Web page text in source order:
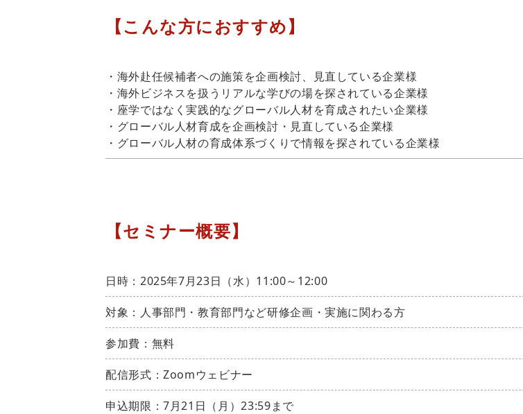
【こんな方におすすめ】
・海外赴任候補者への施策を企画検討、見直している企業様
・海外ビジネスを扱うリアルな学びの場を探されている企業様
・座学ではなく実践的なグローバル人材を育成されたい企業様
・グローバル人材育成を企画検討・見直している企業様
・グローバル人材の育成体系づくりで情報を探されている企業様
【セミナー概要】
日時：2025年7月23日（水）11:00～12:00
対象：人事部門・教育部門など研修企画・実施に関わる方
参加費：無料
配信形式：Zoomウェビナー
申込期限：7月21日（月）23:59まで